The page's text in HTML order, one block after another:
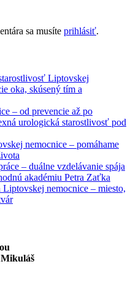
sa musíte prihlásiť.
Liptovskej
oka, skúsený tím a
– od prevencie až po
urologická starostlivosť pod
nemocnice – pomáhame
– duálne vzdelávanie spája
akadémiu Petra Zaťka
nemocnice – miesto,